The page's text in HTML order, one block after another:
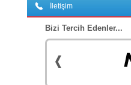
İletişim
Bizi Tercih Edenler...